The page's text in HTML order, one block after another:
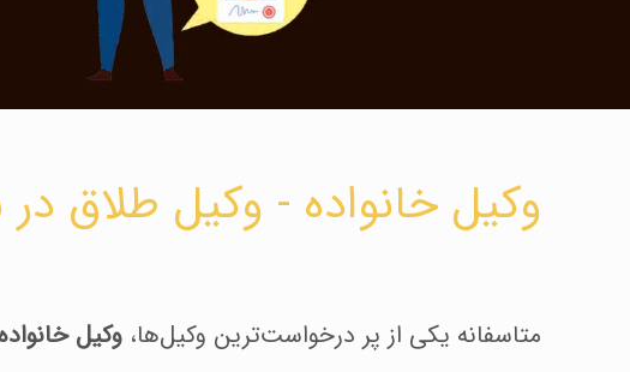
وکیل خانواده - وکیل طلاق در شرق
متاسفانه یکی از پر درخواست‌ترین وکیل‌ها،وکیل